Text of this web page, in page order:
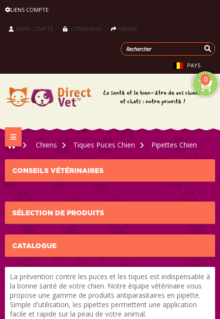
LIENS COMPTE
MON COMPTE CONNEXION PANIER
PAYS
0
Navigation bascule
>
Chiens > Tiques Puces Chien > Pipettes Chien
CONSEILS VÉTÉRINAIRES
SÉLECTION DE PRODUITS
CATALOGUE
La prévention contre les puces et les tiques est indispensable à
la bonne santé de votre chien. Notre équipe vétérinaire vous
propose une gamme de produits antiparasitaires en pipette.
Simple d'utilisation, les pipettes permettent une application
facile et rapide sur la peau de votre animal.